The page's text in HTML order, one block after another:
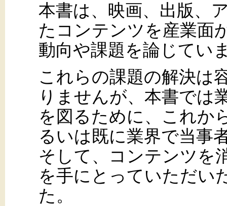
本書は、映画、出版、
たコンテンツを産業面
動向や課題を論じてい
これらの課題の解決は
りませんが、本書では
を図るために、これか
るいは既に業界で当事
そして、コンテンツを
を手にとっていただい
た。